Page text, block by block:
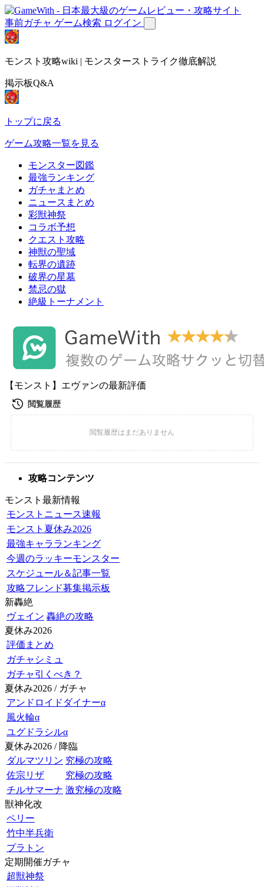
事前ガチャ ゲーム検索 ログイン
モンスト攻略wiki | モンスターストライク徹底解説
掲示板Q&A
トップに戻る
ゲーム攻略一覧を見る
モンスター図鑑
最強ランキング
ガチャまとめ
ニュースまとめ
彩獣神祭
コラボ予想
クエスト攻略
神獣の聖域
転界の遺跡
破界の星墓
禁忌の獄
絶級トーナメント
【モンスト】エヴァンの最新評価
攻略コンテンツ
モンスト最新情報
モンストニュース速報
モンスト夏休み2026
最強キャラランキング
今週のラッキーモンスター
スケジュール＆記事一覧
攻略フレンド募集掲示板
新轟絶
ヴェイン 轟絶の攻略
夏休み2026
評価まとめ
ガチャシミュ
ガチャ引くべき？
夏休み2026 / ガチャ
アンドロイドダイナーα
風火輪α
ユグドラシルα
夏休み2026 / 降臨
ダルマツリン 究極の攻略
佐宗リザ
究極の攻略
チルサマーナ 激究極の攻略
獣神化改
ペリー
竹中半兵衛
プラトン
定期開催ガチャ
超獣神祭